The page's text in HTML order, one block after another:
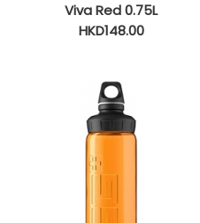
Viva Red 0.75L
HKD148.00